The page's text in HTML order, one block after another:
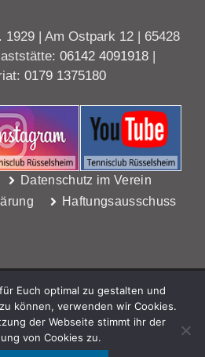
1929 | Am Ostpark 12 | 65428
06142 4091918|
0179 1375180
Datenschutz im Verein
Haftungsausschuss
Riedel, Rüsselsheim
Euch optimal zu gestalten und
können, verwenden wir Cookies.
der Webseite stimmt ihr der
von Cookies zu.